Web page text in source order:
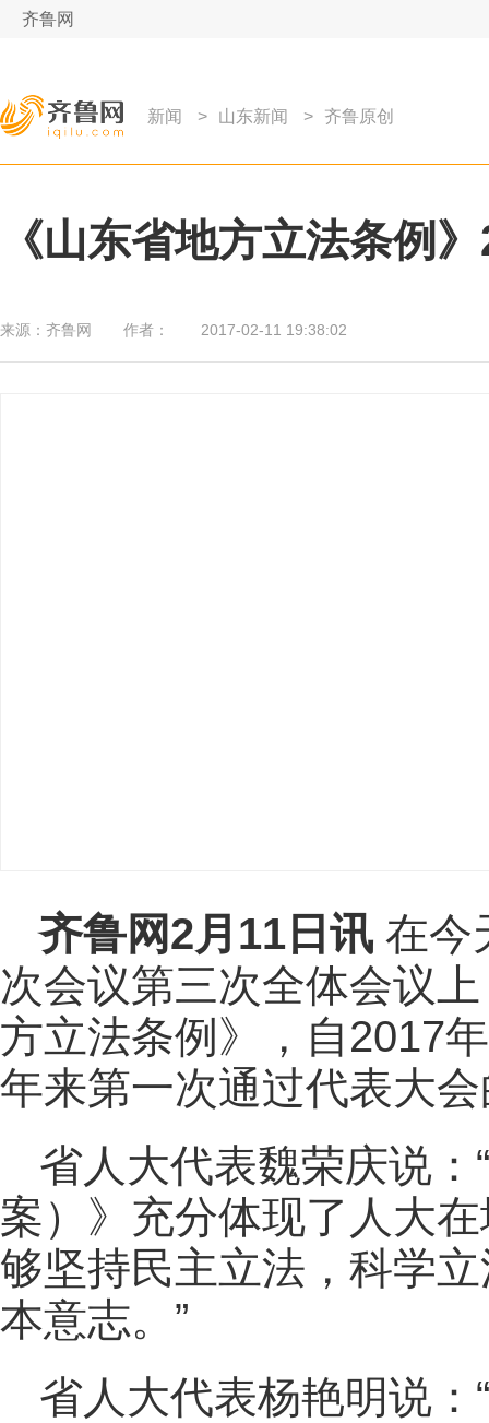
齐鲁网
新闻 > 山东新闻 > 齐鲁原创
《山东省地方立法条例
来源： 齐鲁网 作者： 2017-02-11 19:38:02
齐鲁网2月11日讯 在今
次会议第三次全体会议
方立法条例》，自2017
年来第一次通过代表大
省人大代表魏荣庆说
案）》充分体现了人大
够坚持民主立法，科学
本意志。”
省人大代表杨艳明说